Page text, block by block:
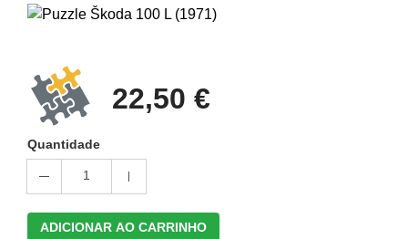
22,50 €
Quantidade
1
ADICIONAR AO CARRINHO